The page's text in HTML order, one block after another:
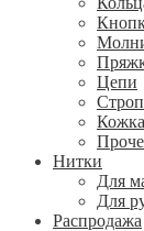
Цепи
Нитки
Для
Для
Распродажа